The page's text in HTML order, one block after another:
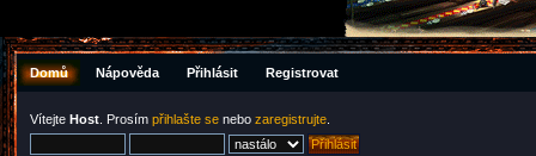
Domů Nápověda Přihlásit Registrovat
Vítejte Host . Prosím přihlašte se nebo zaregistrujte